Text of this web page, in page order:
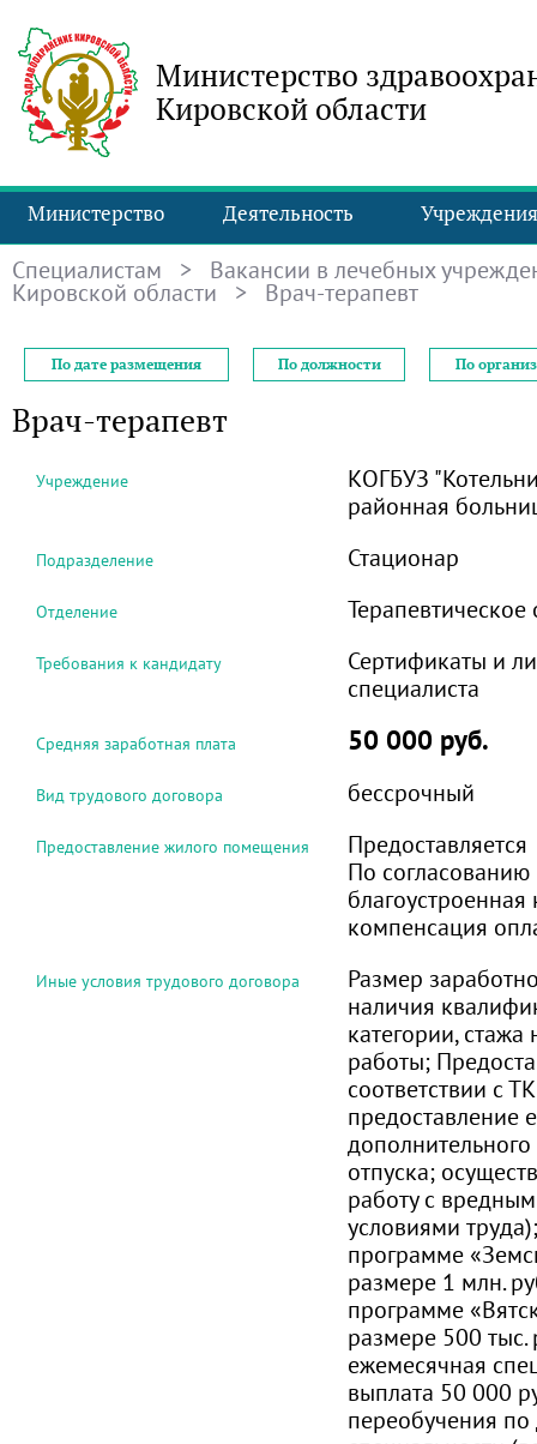
Министерство
Кировской области
Министерство Деятельность Учреждения
Специалистам > Вакансии в лечебных
Кировской области > Врач-терапевт
По дате размещения По должности По
Врач-терапевт
Учреждение
КОГБУЗ
районная
Подразделение Стационар
Отделение Терапевтическое
Требования к кандидату
Сертификаты и
специалиста
Средняя заработная плата 50 000 руб.
Вид трудового договора бессрочный
Предоставление жилого помещения
Предоставляется
По согласованию
компенсация
Иные условия трудового договора
Размер
наличия
категории,
работы;
соответствии с
предоставление
отпуска;
работу с
условиями
программе
размере 1 млн.
программе
размере 500 тыс.
ежемесячная
выплата 50 000
переобучения по